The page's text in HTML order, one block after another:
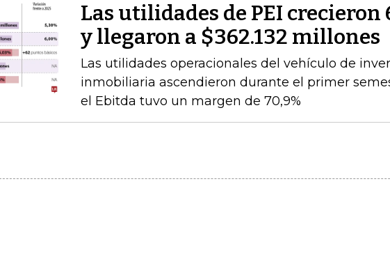
Las utilidades de PEI crecieron
y llegaron a $362.132 millones
Las utilidades operacionales del vehículo de
inmobiliaria ascendieron durante el primer
el Ebitda tuvo un margen de 70,9%